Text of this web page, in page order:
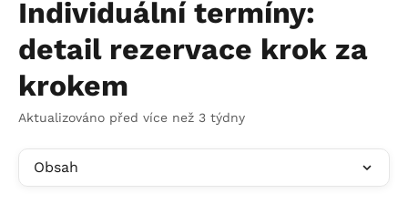
Individuální termíny:
detail rezervace krok za
krokem
Aktualizováno před více než 3 týdny
Obsah